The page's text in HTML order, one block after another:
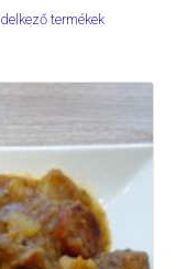
termékek